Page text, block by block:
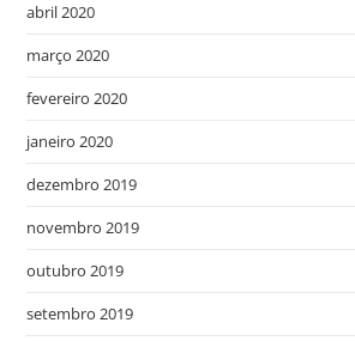
abril 2020
março 2020
fevereiro 2020
janeiro 2020
dezembro 2019
novembro 2019
outubro 2019
setembro 2019